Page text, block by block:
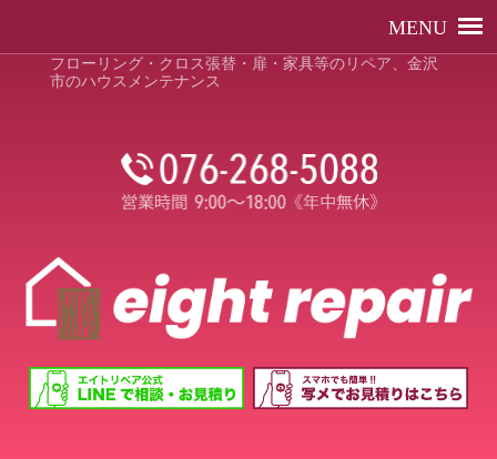
フローリング・クロス張替・扉・家具等のリペア、金沢
市のハウスメンテナンス